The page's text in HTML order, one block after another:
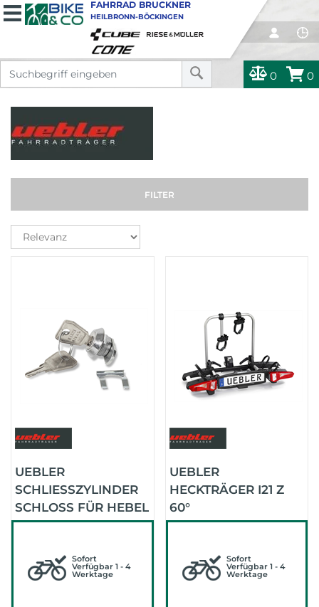
0 0
FAHRRAD BRUCKNER
HEILBRONN-BÖCKINGEN
FILTER
UEBLER
SCHLIESSZYLINDER S
CHLOSS FÜR HEBEL AN
KUPPLUNG
Sofort
Verfügbar 1 - 4
Werktage
UEBLER
HECKTRÄGER I21 Z
60°
ABKLAPPWINKEL
Sofort
Verfügbar 1 - 4
Werktage